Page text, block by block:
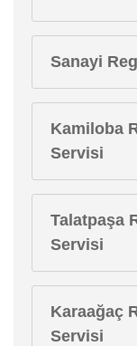
Sanayi
Kamiloba
Servisi
Talatpaşa
Servisi
Karaağaç
Servisi